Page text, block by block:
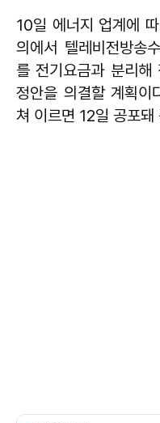
10일 에너지 업계에
의에서 텔레비전방송
를 전기요금과 분리해
정안을 의결할 계획이
쳐 이르면 12일 공포돼